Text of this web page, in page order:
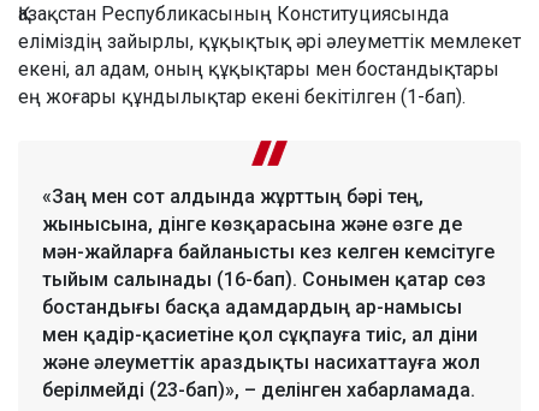
Қазақстан Республикасының Конституциясында
еліміздің зайырлы, құқықтық әрі әлеуметтік мемлекет
екені, ал адам, оның құқықтары мен бостандықтары
ең жоғары құндылықтар екені бекітілген (1-бап).
«Заң мен сот алдында жұрттың бәрі тең,
жынысына, дінге көзқарасына және өзге де
мән-жайларға байланысты кез келген кемсітуге
тыйым салынады (16-бап). Сонымен қатар сөз
бостандығы басқа адамдардың ар-намысы
мен қадір-қасиетіне қол сұқпауға тиіс, ал діни
және әлеуметтік араздықты насихаттауға жол
берілмейді (23-бап)», – делінген хабарламада.